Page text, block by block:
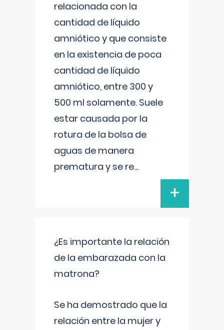
relacionada con la
cantidad de líquido
amniótico y que consiste
en la existencia de poca
cantidad de líquido
amniótico, entre 300 y
500 ml solamente. Suele
estar causada por la
rotura de la bolsa de
aguas de manera
prematura y se re...
+
¿Es importante la relación
de la embarazada con la
matrona?
Se ha demostrado que la
relación entre la mujer y